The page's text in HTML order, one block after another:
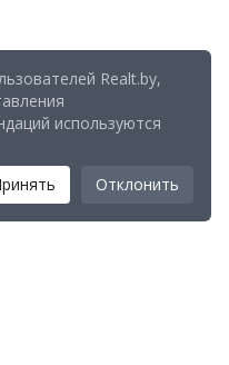
Realt.by,
используются
Отклонить